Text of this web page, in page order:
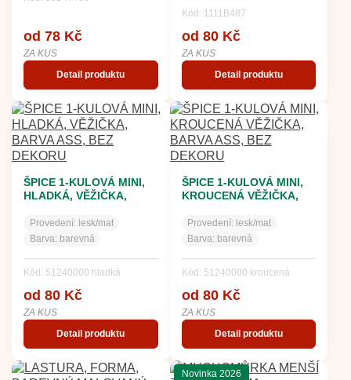
od 78 Kč
ZA KUS
Detail produktu
Kód: 1111B487
od 80 Kč
ZA KUS
Detail produktu
ŠPICE 1-KULOVÁ MINI,
HLADKÁ, VĚŽIČKA,
DEKORU
Provedení: lesk/mat
Barva: barevná
Kód: 51240000 hladká
od 80 Kč
ZA KUS
Detail produktu
ŠPICE 1-KULOVÁ MINI,
KROUCENÁ VĚŽIČKA,
DEKORU
Provedení: lesk/mat
Barva: barevná
Kód: 51240000 kroucená
od 80 Kč
ZA KUS
Detail produktu
Novinka 2026